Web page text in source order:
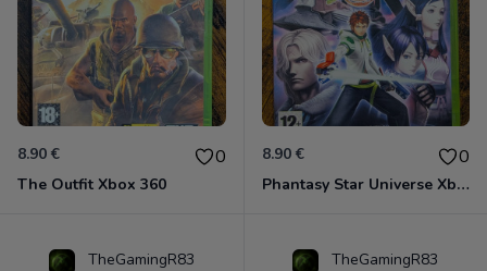
8.90 € 0
The Outfit Xbox 360
8.90 € 0
Phantasy Star Universe Xbox 360
TheGamingR83 TheGamingR83